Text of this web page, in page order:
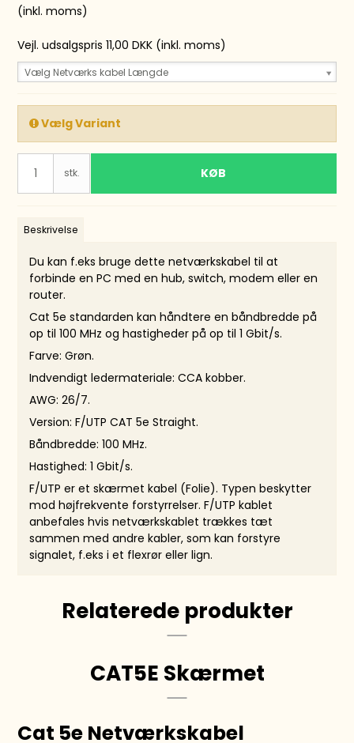
(inkl. moms)
Vejl. udsalgspris 11,00 DKK (inkl. moms)
Vælg Netværks kabel Længde
Vælg Variant
stk. KØB
Beskrivelse
Du kan f.eks bruge dette netværkskabel til at
forbinde en PC med en hub, switch, modem eller en
router.
Cat 5e standarden kan håndtere en båndbredde på
op til 100 MHz og hastigheder på op til 1 Gbit/s.
Farve: Grøn.
Indvendigt ledermateriale: CCA kobber.
AWG: 26/7.
Version: F/UTP CAT 5e Straight.
Båndbredde: 100 MHz.
Hastighed: 1 Gbit/s.
F/UTP er et skærmet kabel (Folie). Typen beskytter
mod højfrekvente forstyrrelser. F/UTP kablet
anbefales hvis netværkskablet trækkes tæt
sammen med andre kabler, som kan forstyre
signalet, f.eks i et flexrør eller lign.
Relaterede produkter
CAT5E Skærmet
Cat 5e Netværkskabel